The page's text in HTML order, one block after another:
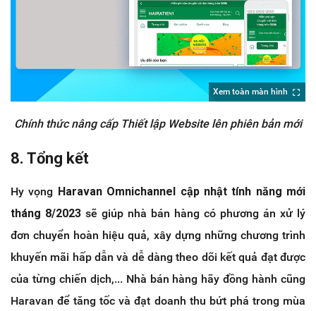
Xem toàn màn hình
Chính thức nâng cấp Thiết lập Website lên phiên bản mới
8. Tổng kết
Hy vọng Haravan Omnichannel cập nhật tính năng mới
tháng 8/2023 sẽ giúp nhà bán hàng có phương án xử lý
đơn chuyển hoàn hiệu quả, xây dựng những chương trình
khuyến mãi hấp dẫn và dễ dàng theo dõi kết quả đạt được
của từng chiến dịch,... Nhà bán hàng hãy đồng hành cũng
Haravan để tăng tốc và đạt doanh thu bứt phá trong mùa